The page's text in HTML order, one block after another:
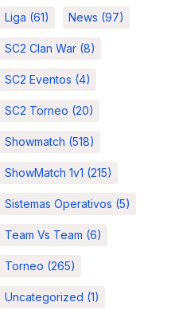
Liga (61) News (97)
SC2 Clan War(8)
SC2 Eventos (4)
SC2 Torneo (20)
Showmatch (518)
ShowMatch 1v1 (215)
Sistemas Operativos (5)
Team Vs Team (6)
Torneo (265)
Uncategorized (1)